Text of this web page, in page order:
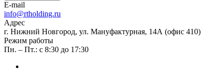
E-mail
info@rtholding.ru
Адрес
г. Нижний Новгород, ул. Мануфактурная, 14А (офис 410)
Режим работы
Пн. – Пт.: с 8:30 до 17:30